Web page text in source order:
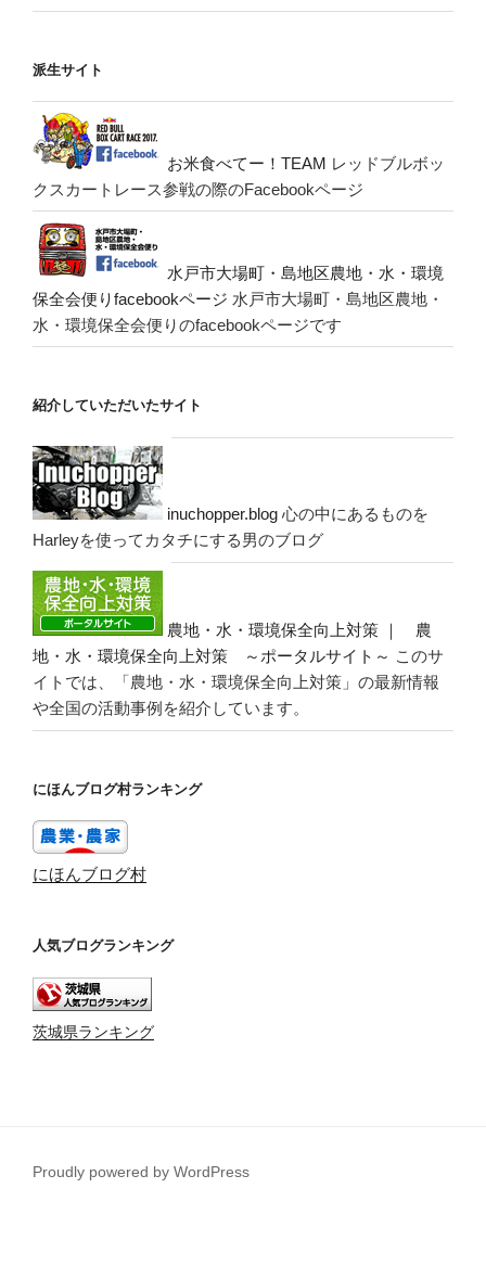
派生サイト
お米食べてー！TEAM レッドブルボッ
クスカートレース参戦の際のFacebookページ
水戸市大場町・島地区農地・水・環境
保全会便りfacebookページ 水戸市大場町・島地区農地・
水・環境保全会便りのfacebookページです
紹介していただいたサイト
inuchopper.blog 心の中にあるものを
Harleyを使ってカタチにする男のブログ
農地・水・環境保全向上対策 ｜ 農
地・水・環境保全向上対策 ～ポータルサイト～ このサ
イトでは、「農地・水・環境保全向上対策」の最新情報
や全国の活動事例を紹介しています。
にほんブログ村ランキング
にほんブログ村
人気ブログランキング
茨城県ランキング
Proudly powered by WordPress